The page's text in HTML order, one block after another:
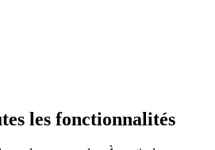
les fonctionnalités